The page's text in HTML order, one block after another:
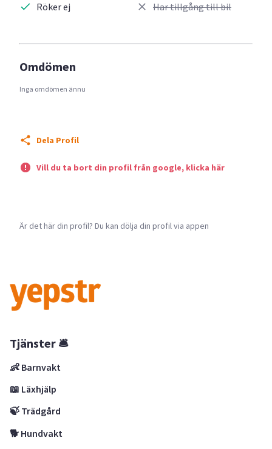
Röker ej Har tillgång till bil
Omdömen
Inga omdömen ännu
Dela Profil
Vill du ta bort din profil från google, klicka här
Är det här din profil? Du kan dölja din profil via appen
Tjänster 🛎
👶 Barnvakt
📖 Läxhjälp
🍃 Trädgård
🐕 Hundvakt